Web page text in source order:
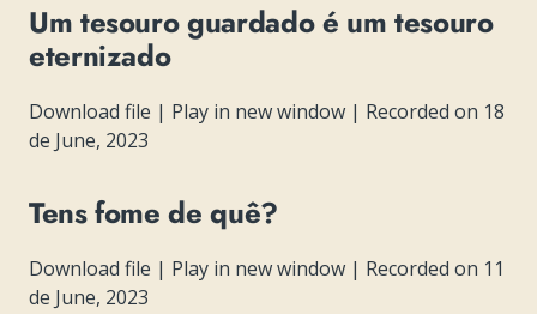
Um tesouro guardado é um tesouro
eternizado
Download file | Play in new window | Recorded on 18
de June, 2023
Tens fome de quê?
Download file | Play in new window | Recorded on 11
de June, 2023